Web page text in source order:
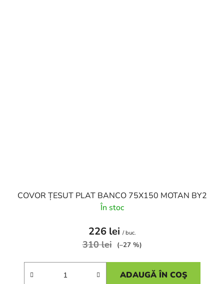
COVOR ȚESUT PLAT BANCO 75X150 MOTAN BY2
În stoc
226 lei / buc.
310 lei (–27 %)
ADAUGĂ ÎN COŞ